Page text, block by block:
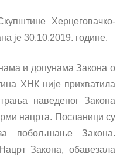
Херцеговачко-
је 30.10.2019. године.
и допунама Закона о
ХНК није прихватила
наведеног Закона
нацрта. Посланици су
побољшање Закона.
Закона, обавезала